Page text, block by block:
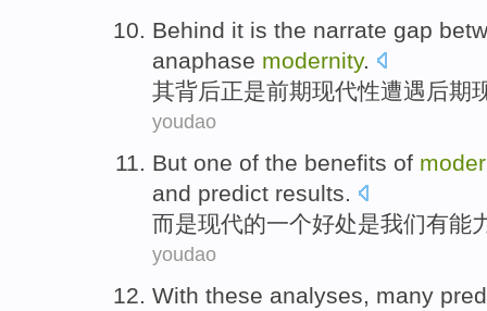
Behind it is the narrate gap
anaphase modernity.
其背后正是前期现代性遭遇 后期
youdao
But one of the benefits of
and predict results.
而是现代的一个好处是我们有能
youdao
With these analyses, many